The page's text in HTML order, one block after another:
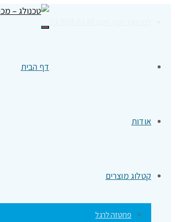
תפריט
דף הבית
אודות
קטלוג מוצרים
פרוטזה לרגל